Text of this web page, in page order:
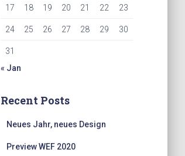
17 18 19 20 21 22 23
24 25 26 27 28 29 30
31
« Jan
Recent Posts
Neues Jahr, neues Design
Preview WEF 2020